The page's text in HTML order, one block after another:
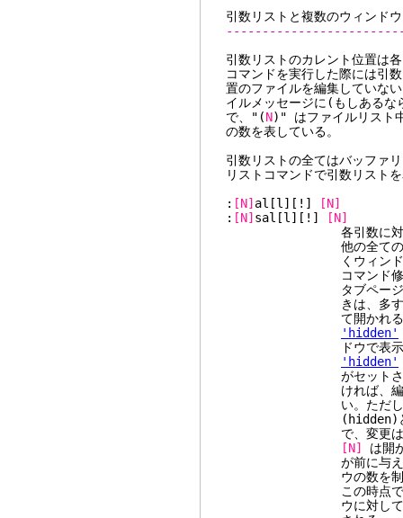
引数リストと複数のウィンドウ
引数リストのカレント位置
コマンドを実行した際には引
置のファイルを編集していな
イルメッセージに(もしある
で、"(N)" はファイルリスト
の数を表している。
引数リストの全てはバッファ
リストコマンドで引数リスト
: [N] al[l][!]
[N]
: [N] sal[l][!]
[N]
各引数に対して1つの
他の全てのウィンドウ
くウィンドウの最
コマンド修
タブページを
きは、多すぎる引数は
て開かれる
'hidden'
ドウで表示されてい
'hidden'
がセットされている場
ければ、編集中のバッ
い。ただし[!]が与え
(hidden)となる。しか
で、変更は失わ
[N]
は開
が前に与えられ
ウの数を制限
この時点では Buf/
ウに対して実行されな